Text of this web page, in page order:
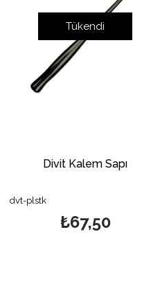
Tükendi
Divit Kalem Sapı
dvt-plstk
₺67,50